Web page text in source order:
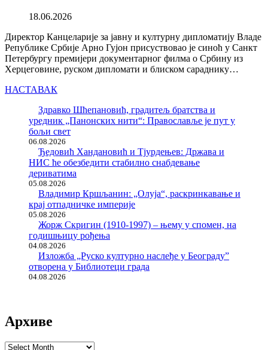
18.06.2026
Директор Канцеларије за јавну и културну дипломатију Владе
Републике Србије Арно Гујон присуствовао је синоћ у Санкт
Петербургу премијери документарног филма о Србину из
Херцеговине, руском дипломати и блиском сараднику…
НАСТАВАК
Здравко Шћепановић, градитељ братства и
уредник „Панонских нити“: Православље је пут у
бољи свет
06.08.2026
Ђедовић Хандановић и Тјурдењев: Држава и
НИС ће обезбедити стабилно снабдевање
дериватима
05.08.2026
Владимир Кршљанин: „Олуја“, раскринкавање и
крај отпадничке империје
05.08.2026
Жорж Скригин (1910-1997) – њему у спомен, на
годишњицу рођења
04.08.2026
Изложба „Руско културно наслеђе у Београду”
отворена у Библиотеци града
04.08.2026
Архиве
Архиве